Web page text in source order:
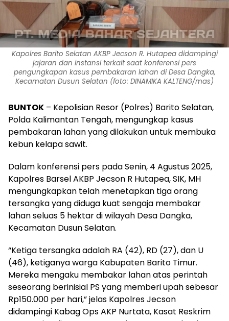
Kapolres Barito Selatan AKBP Jecson R. Hutapea didampingi
jajaran dan instansi terkait saat konferensi pers
pengungkapan kasus pembakaran lahan di Desa Dangka,
Kecamatan Dusun Selatan (foto: DINAMIKA KALTENG/mas)
BUNTOK – Kepolisian Resor (Polres) Barito Selatan,
Polda Kalimantan Tengah, mengungkap kasus
pembakaran lahan yang dilakukan untuk membuka
kebun kelapa sawit.
Dalam konferensi pers pada Senin, 4 Agustus 2025,
Kapolres Barsel AKBP Jecson R Hutapea, SIK, MH
mengungkapkan telah menetapkan tiga orang
tersangka yang diduga kuat sengaja membakar
lahan seluas 5 hektar di wilayah Desa Dangka,
Kecamatan Dusun Selatan.
“Ketiga tersangka adalah RA (42), RD (27), dan U
(46), ketiganya warga Kabupaten Barito Timur.
Mereka mengaku membakar lahan atas perintah
seseorang berinisial PS yang memberi upah sebesar
Rp150.000 per hari,” jelas Kapolres Jecson
didampingi Kabag Ops AKP Nurtata, Kasat Reskrim